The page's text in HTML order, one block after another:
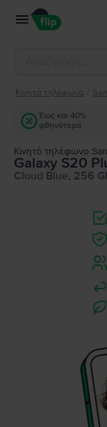
Κινητά τηλέφωνα
Έως και 40%
φθηνότερα
Κινητό τηλέφωνο
Galaxy S20
Cloud Blue, 256